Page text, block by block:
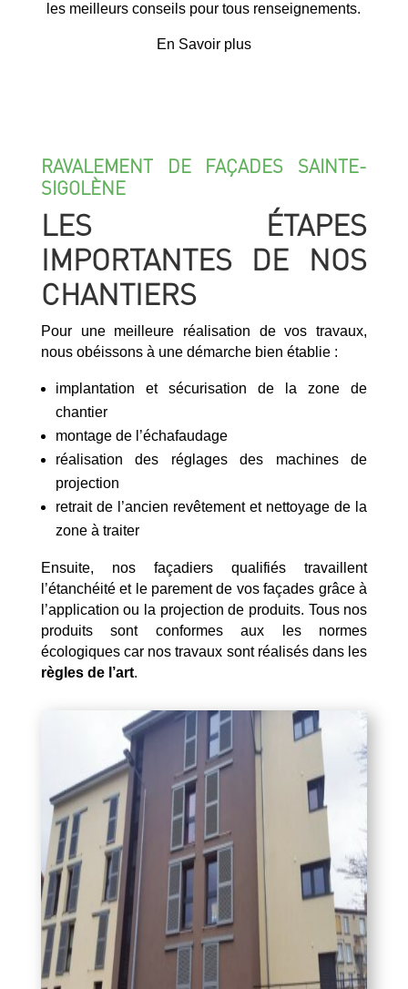
les meilleurs conseils pour tous renseignements.
En Savoir plus
RAVALEMENT DE FAÇADES SAINTE-
SIGOLÈNE
LES ÉTAPES
IMPORTANTES DE NOS
CHANTIERS
Pour une meilleure réalisation de vos travaux,
nous obéissons à une démarche bien établie :
implantation et sécurisation de la zone de
chantier
montage de l’échafaudage
réalisation des réglages des machines de
projection
retrait de l’ancien revêtement et nettoyage de la
zone à traiter
Ensuite, nos façadiers qualifiés travaillent
l’étanchéité et le parement de vos façades grâce à
l’application ou la projection de produits. Tous nos
produits sont conformes aux les normes
écologiques car nos travaux sont réalisés dans les
règles de l’art.
Mentions Légales Politique de Confidentialité